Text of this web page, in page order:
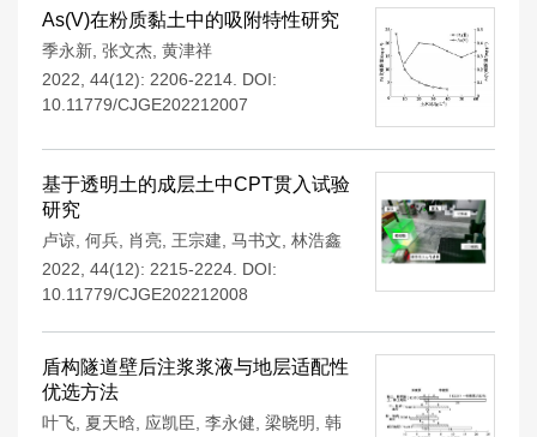
As(V)在粉质黏土中的吸附特性研究
季永新 张文杰 黄津祥
2022, 44(12): 2206-2214. DOI:
10.11779/CJGE202212007
基于透明土的成层土中CPT贯入试验
研究
卢谅 何兵 肖亮 王宗建 马书文 林浩鑫
2022, 44(12): 2215-2224. DOI:
10.11779/CJGE202212008
盾构隧道壁后注浆浆液与地层适配性
优选方法
叶飞 夏天晗 应凯臣 李永健 梁晓明
韩